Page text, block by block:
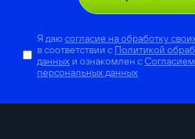
Я даюсогласие на обработку
в соответствии с Политикой
данныхи ознакомлен с
персональных данных